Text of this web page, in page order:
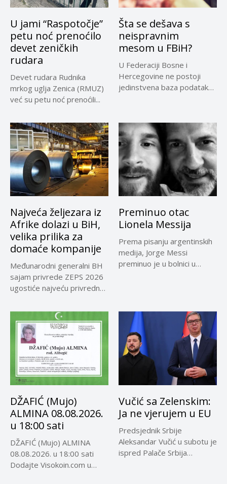
U jami “Raspotočje”
petu noć prenoćilo
devet zeničkih
rudara
Devet rudara Rudnika
mrkog uglja Zenica (RMUZ)
već su petu noć prenoćili...
Šta se dešava s
neispravnim
mesom u FBiH?
U Federaciji Bosne i
Hercegovine ne postoji
jedinstvena baza podataka
Najveća željezara iz
Afrike dolazi u BiH,
velika prilika za
domaće kompanije
Međunarodni generalni BH
sajam privrede ZEPS 2026
ugostiće najveću privrednu
Preminuo otac
Lionela Messija
Prema pisanju argentinskih
medija, Jorge Messi
preminuo je u bolnici u
DŽAFIĆ (Mujo)
ALMINA 08.08.2026.
u 18:00 sati
DŽAFIĆ (Mujo) ALMINA
08.08.2026. u 18:00 sati
Dodajte Visokoin.com u
Vučić sa Zelenskim:
Ja ne vjerujem u EU
Predsjednik Srbije
Aleksandar Vučić u subotu je
ispred Palače Srbija